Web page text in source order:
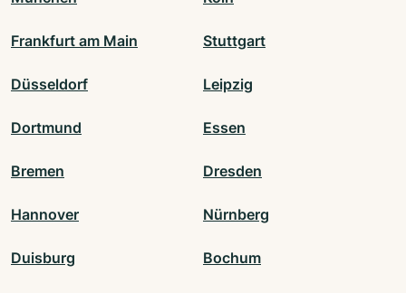
Frankfurt am Main Stuttgart
Düsseldorf Leipzig
Dortmund Essen
Bremen Dresden
Hannover Nürnberg
Duisburg Bochum